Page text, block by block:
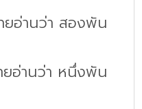
ยอ่านว่า สองพัน
ยอ่านว่า หนึ่งพัน